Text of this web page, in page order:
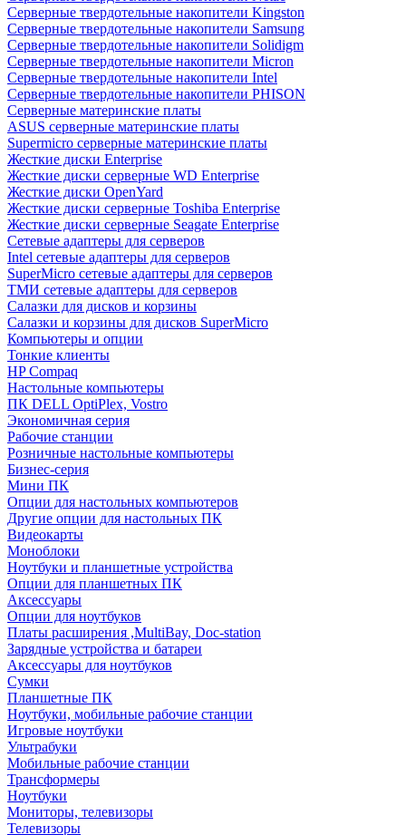
Cерверные твердотельные накопители Kingston
Cерверные твердотельные накопители Samsung
Cерверные твердотельные накопители Solidigm
Cерверные твердотельные накопители Micron
Cерверные твердотельные накопители Intel
Cерверные твердотельные накопители PHISON
Серверные материнские платы
ASUS серверные материнские платы
Supermicro серверные материнские платы
Жесткие диски Enterprise
Жесткие диски серверные WD Enterprise
Жесткие диски OpenYard
Жесткие диски серверные Toshiba Enterprise
Жесткие диски серверные Seagate Enterprise
Сетевые адаптеры для серверов
Intel сетевые адаптеры для серверов
SuperMicro сетевые адаптеры для серверов
ТМИ сетевые адаптеры для серверов
Салазки для дисков и корзины
Салазки и корзины для дисков SuperMicro
Компьютеры и опции
Тонкие клиенты
HP Compaq
Настольные компьютеры
ПК DELL OptiPlex, Vostro
Экономичная серия
Рабочие станции
Розничные настольные компьютеры
Бизнес-серия
Мини ПК
Опции для настольных компьютеров
Другие опции для настольных ПК
Видеокарты
Моноблоки
Ноутбуки и планшетные устройства
Опции для планшетных ПК
Аксессуары
Опции для ноутбуков
Платы расширения ,MultiBay, Doc-station
Зарядные устройства и батареи
Аксессуары для ноутбуков
Сумки
Планшетные ПК
Ноутбуки, мобильные рабочие станции
Игровые ноутбуки
Ультрабуки
Мобильные рабочие станции
Трансформеры
Ноутбуки
Мониторы, телевизоры
Телевизоры